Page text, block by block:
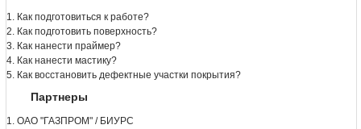
1. Как подготовиться к работе?
2. Как подготовить поверхность?
3. Как нанести праймер?
4. Как нанести мастику?
5. Как восстановить дефектные участки покрытия?
Партнеры
1. ОАО "ГАЗПРОМ" / БИУРС